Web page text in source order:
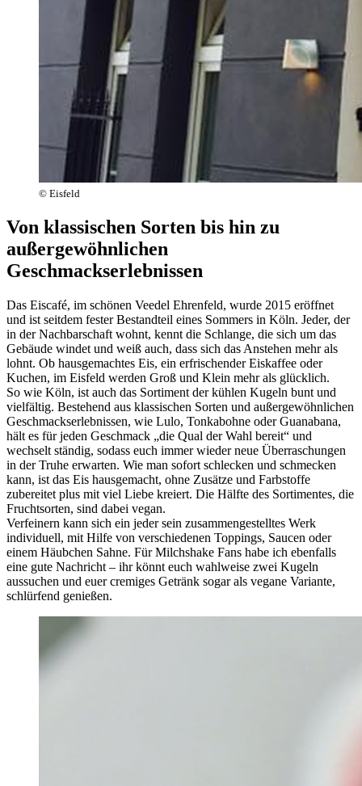
© Eisfeld
Von klassischen Sorten bis hin zu
außergewöhnlichen
Geschmackserlebnissen
Das Eiscafé, im schönen Veedel Ehrenfeld, wurde 2015 eröffnet
und ist seitdem fester Bestandteil eines Sommers in Köln. Jeder, der
in der Nachbarschaft wohnt, kennt die Schlange, die sich um das
Gebäude windet und weiß auch, dass sich das Anstehen mehr als
lohnt. Ob hausgemachtes Eis, ein erfrischender Eiskaffee oder
Kuchen, im Eisfeld werden Groß und Klein mehr als glücklich.
So wie Köln, ist auch das Sortiment der kühlen Kugeln bunt und
vielfältig. Bestehend aus klassischen Sorten und außergewöhnlichen
Geschmackserlebnissen, wie Lulo, Tonkabohne oder Guanabana,
hält es für jeden Geschmack „die Qual der Wahl bereit“ und
wechselt ständig, sodass euch immer wieder neue Überraschungen
in der Truhe erwarten. Wie man sofort schlecken und schmecken
kann, ist das Eis hausgemacht, ohne Zusätze und Farbstoffe
zubereitet plus mit viel Liebe kreiert. Die Hälfte des Sortimentes, die
Fruchtsorten, sind dabei vegan.
Verfeinern kann sich ein jeder sein zusammengestelltes Werk
individuell, mit Hilfe von verschiedenen Toppings, Saucen oder
einem Häubchen Sahne. Für Milchshake Fans habe ich ebenfalls
eine gute Nachricht – ihr könnt euch wahlweise zwei Kugeln
aussuchen und euer cremiges Getränk sogar als vegane Variante,
schlürfend genießen.